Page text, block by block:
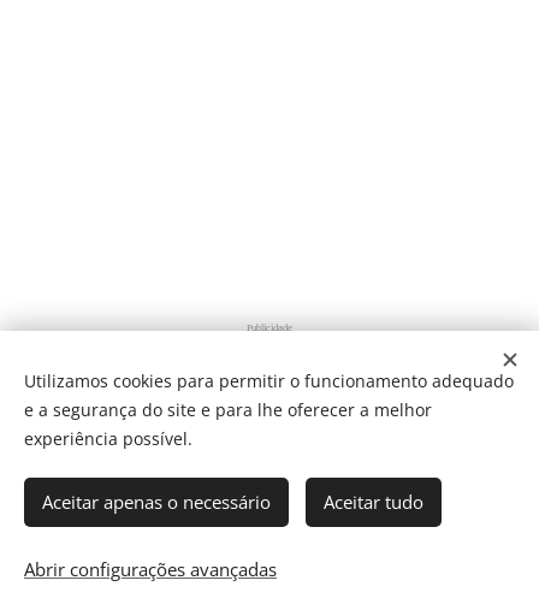
Publicidade
Share
Director: J. Ricardo C. Coelho
Utilizamos cookies para permitir o funcionamento adequado
e a segurança do site e para lhe oferecer a melhor
experiência possível.
Aceitar apenas o necessário Aceitar tudo
Abrir configurações avançadas